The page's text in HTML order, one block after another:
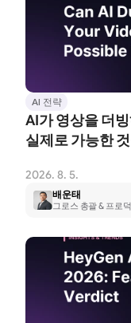
AI 전략
AI가 영상을 더
실제로 가능한
2026. 8. 5.
배운태
그로스 총괄 & 프로